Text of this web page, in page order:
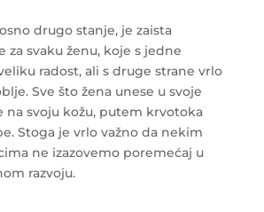
drugo stanje, je zaista
za svaku ženu, koje s jedne
radost, ali s druge strane vrlo
Sve što žena unese u svoje
na svoju kožu, putem krvotoka
Stoga je vrlo važno da nekim
ne izazovemo poremećaj u
razvoju.